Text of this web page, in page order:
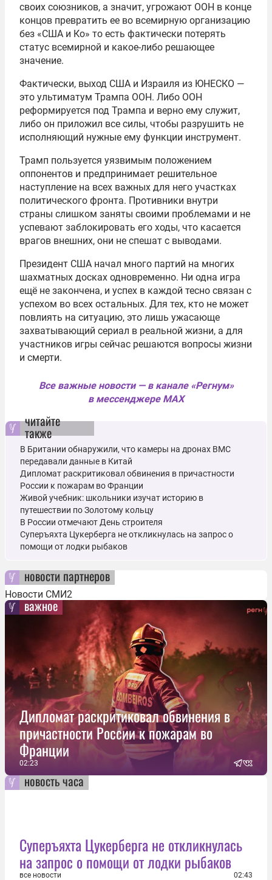
своих союзников, а значит, угрожают ООН в конце
концов превратить ее во всемирную организацию
без «США и Ко» то есть фактически потерять
статус всемирной и какое-либо решающее
значение.
Фактически, выход США и Израиля из ЮНЕСКО —
это ультиматум Трампа ООН. Либо ООН
реформируется под Трампа и верно ему служит,
либо он приложил все силы, чтобы разрушить не
исполняющий нужные ему функции инструмент.
Трамп пользуется уязвимым положением
оппонентов и предпринимает решительное
наступление на всех важных для него участках
политического фронта. Противники внутри
страны слишком заняты своими проблемами и не
успевают заблокировать его ходы, что касается
врагов внешних, они не спешат с выводами.
Президент США начал много партий на многих
шахматных досках одновременно. Ни одна игра
ещё не закончена, и успех в каждой тесно связан с
успехом во всех остальных. Для тех, кто не может
повлиять на ситуацию, это лишь ужасающе
захватывающий сериал в реальной жизни, а для
участников игры сейчас решаются вопросы жизни
и смерти.
Все важные новости — в канале «Регнум»
в мессенджере MAX
читайте
также
В Британии обнаружили, что камеры на дронах ВМС
передавали данные в Китай
Дипломат раскритиковал обвинения в причастности
России к пожарам во Франции
Живой учебник: школьники изучат историю в
путешествии по Золотому кольцу
В России отмечают День строителя
Суперъяхта Цукерберга не откликнулась на запрос о
помощи от лодки рыбаков
новости партнеров
Новости СМИ2
важное
Дипломат раскритиковал обвинения в
причастности России к пожарам во
Франции
02:23
новость часа
Суперъяхта Цукерберга не откликнулась
на запрос о помощи от лодки рыбаков
все новости 02:43